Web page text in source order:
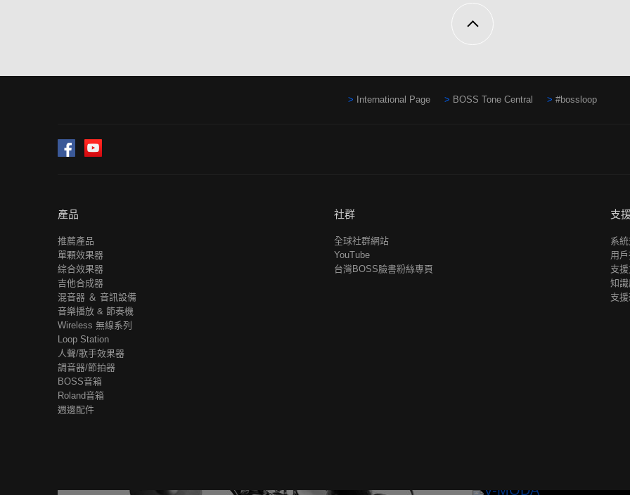
International Page BOSS Tone Central #bossloop
Facebook
產品
推薦產品
單顆效果器
綜合效果器
吉他合成器
混音器 ＆ 音訊設備
音樂播放 & 節奏機
Wireless 無線系列
Loop Station
人聲/歌手效果器
調音器/節拍器
BOSS音箱
Roland音箱
週邊配件
社群
全球社群網站
YouTube
台灣BOSS臉書粉絲專頁
支
系
用
支
知
支